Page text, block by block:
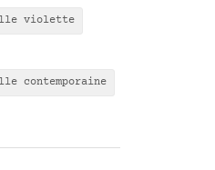
violette
contemporaine